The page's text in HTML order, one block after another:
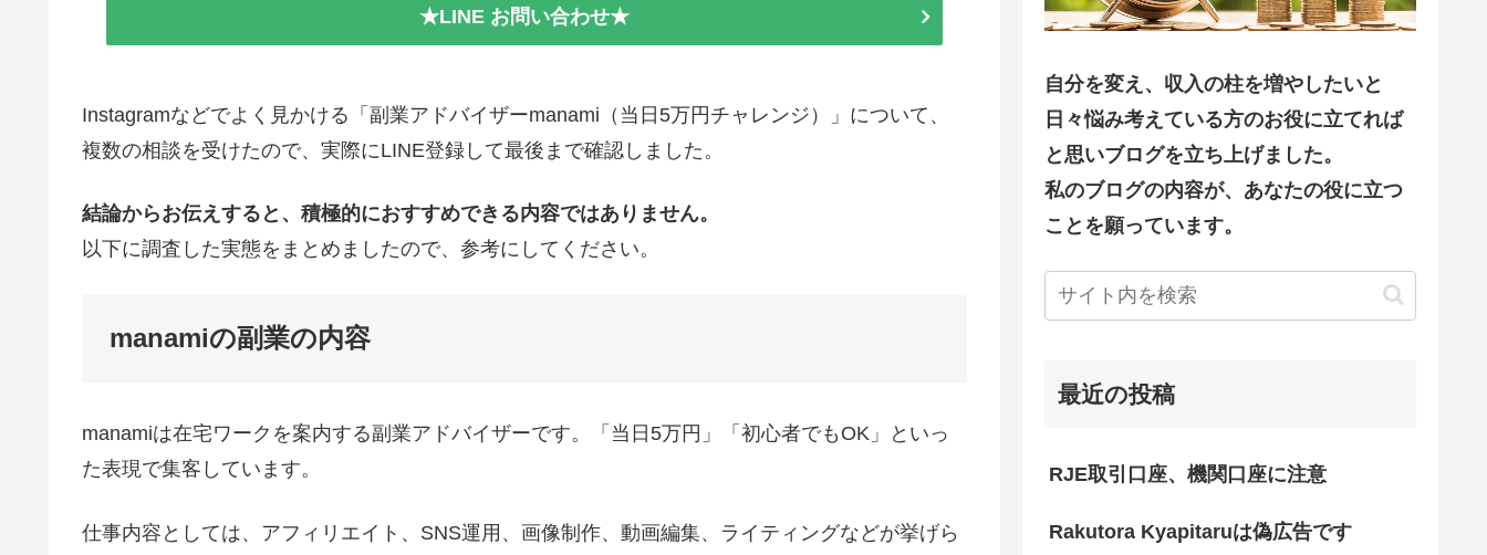
★LINE お問い合わせ★
Instagramなどでよく見かける「副業アドバイザーmanami（当日5万円チャレンジ）」について、
複数の相談を受けたので、実際にLINE登録して最後まで確認しました。
結論からお伝えすると、積極的におすすめできる内容ではありません。
以下に調査した実態をまとめましたので、参考にしてください。
manamiの副業の内容
manamiは在宅ワークを案内する副業アドバイザーです。「当日5万円」「初心者でもOK」といっ
た表現で集客しています。
仕事内容としては、アフィリエイト、SNS運用、画像制作、動画編集、ライティングなどが挙げら
自分を変え、収入の柱を増やしたいと
日々悩み考えている方のお役に立てれば
と思いブログを立ち上げました。
私のブログの内容が、あなたの役に立つ
ことを願っています。
最近の投稿
RJE取引口座、機関口座に注意
Rakutora Kyapitaruは偽広告です